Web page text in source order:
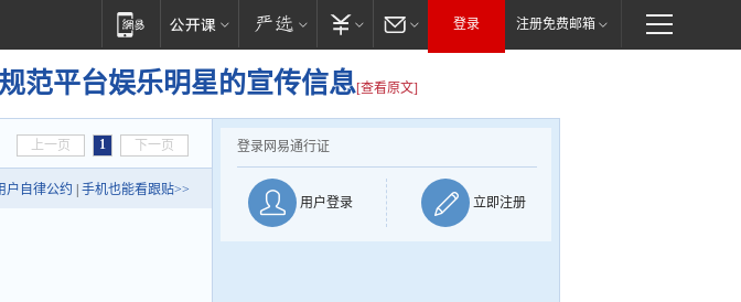
登录 注册免费邮箱
范平台娱乐明星的宣传信息[查看原文]
上一页 1 下一页
户自律公约 手机也能看跟贴>>
登录网易通行证
用户登录 立即注册